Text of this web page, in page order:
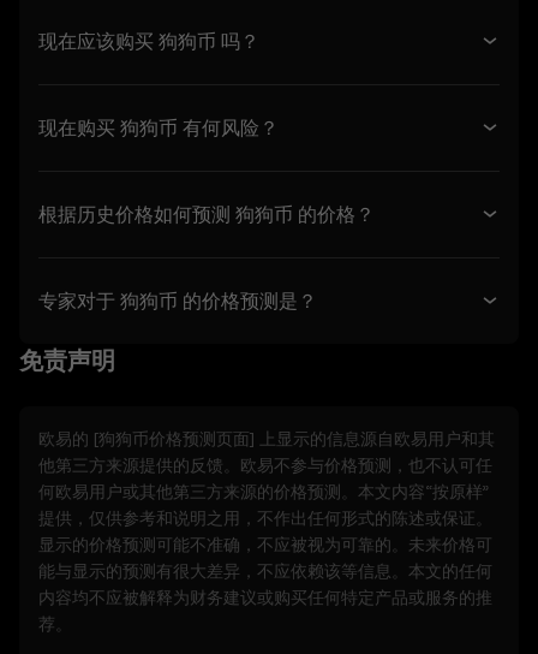
现在应该购买 狗狗币 吗？
现在购买 狗狗币 有何风险？
根据历史价格如何预测 狗狗币 的价格？
专家对于 狗狗币 的价格预测是？
免责声明
欧易的 [狗狗币价格预测页面] 上显示的信息源自欧易用户和其
他第三方来源提供的反馈。欧易不参与价格预测，也不认可任
何欧易用户或其他第三方来源的价格预测。本文内容“按原样”
提供，仅供参考和说明之用，不作出任何形式的陈述或保证。
显示的价格预测可能不准确，不应被视为可靠的。未来价格可
能与显示的预测有很大差异，不应依赖该等信息。本文的任何
内容均不应被解释为财务建议或购买任何特定产品或服务的推
荐。
- 不保证准确或完整。
- 不是投资或财务建议。
策。欧易对任何依赖价格预测功能的行为不承担
保证，包括适销性和适用于特定用途的保证。欧
6.1 数字资产具有高风险，可能导致重大损失，
包括其价值的完全损失。数字资产可能不适合所
6.2 您自愿承担这些风险，并同意欧易对任何损
失不承担任何责任。
7. 责任限制
7.1 在法律允许的范围内，欧易及其关联方不对
您使用价格预测功能而产生的任何间接、偶然或
后果性损失负责。
7.2 欧易的责任仅限于您在过去 12 个月内为访